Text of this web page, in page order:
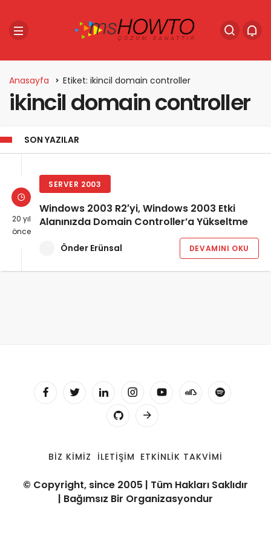
Anasayfa Etiket: ikincil domain controller
ikincil domain controller
SON YAZILAR
20 yıl
önce
SERVER 2003
Windows 2003 R2′yi, Windows 2003 Etki
Alanınızda Domain Controller’a Yükseltme
Önder Erünsal DEVAMINI OKU
BIZ KIMIZ İLETIŞIM ETKINLIK TAKVIMI
© Copyright, since 2005 | Tüm Hakları Saklıdır
| Bağımsız Bir Organizasyondur